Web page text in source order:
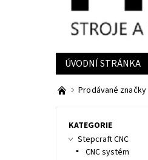
ÚVODNÍ STRÁNKA
INFORMACE
Prodávané značky
KATEGORIE
Stepcraft CNC
CNC systém